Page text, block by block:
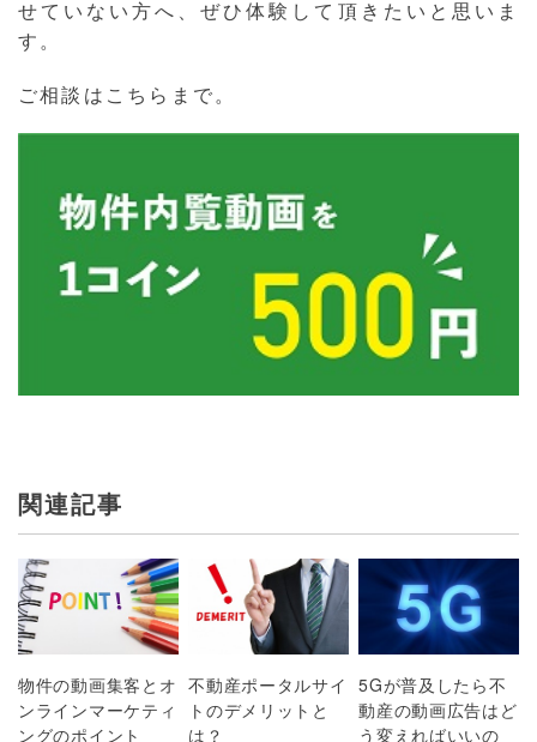
せていない方へ、ぜひ体験して頂きたいと思いま
す。
ご相談はこちらまで。
関連記事
物件の動画集客とオ
ンラインマーケティ
ングのポイント
不動産ポータルサイ
トのデメリットと
は？
5Gが普及したら不
動産の動画広告はど
う変えればいいの